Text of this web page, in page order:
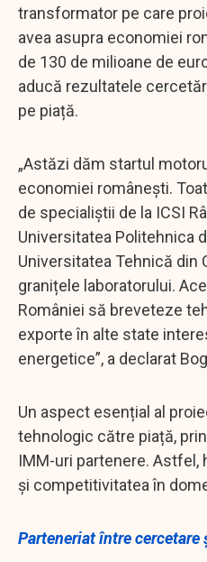
transformator pe care
avea asupra economiei
de 130 de milioane de
aducă rezultatele
pe piață.
„Astăzi dăm startul
economiei românești.
de specialiștii de la ICSI
Universitatea Politehnica
Universitatea Tehnică din
granițele laboratorului.
României să breveteze
exporte în alte state
energetice”, a declarat
Un aspect esențial al
tehnologic către piață,
IMM-uri partenere. Astfel,
și competitivitatea în
Parteneriat între cercetare